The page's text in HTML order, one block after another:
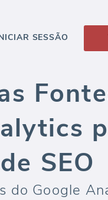
SESSÃO
SEO
do Google